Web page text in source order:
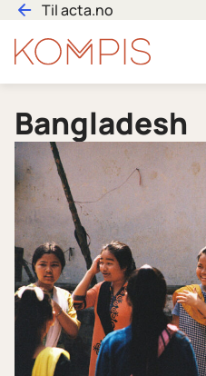
Hopp
innhold
Til acta.no
Bli
kompis
Bangladesh